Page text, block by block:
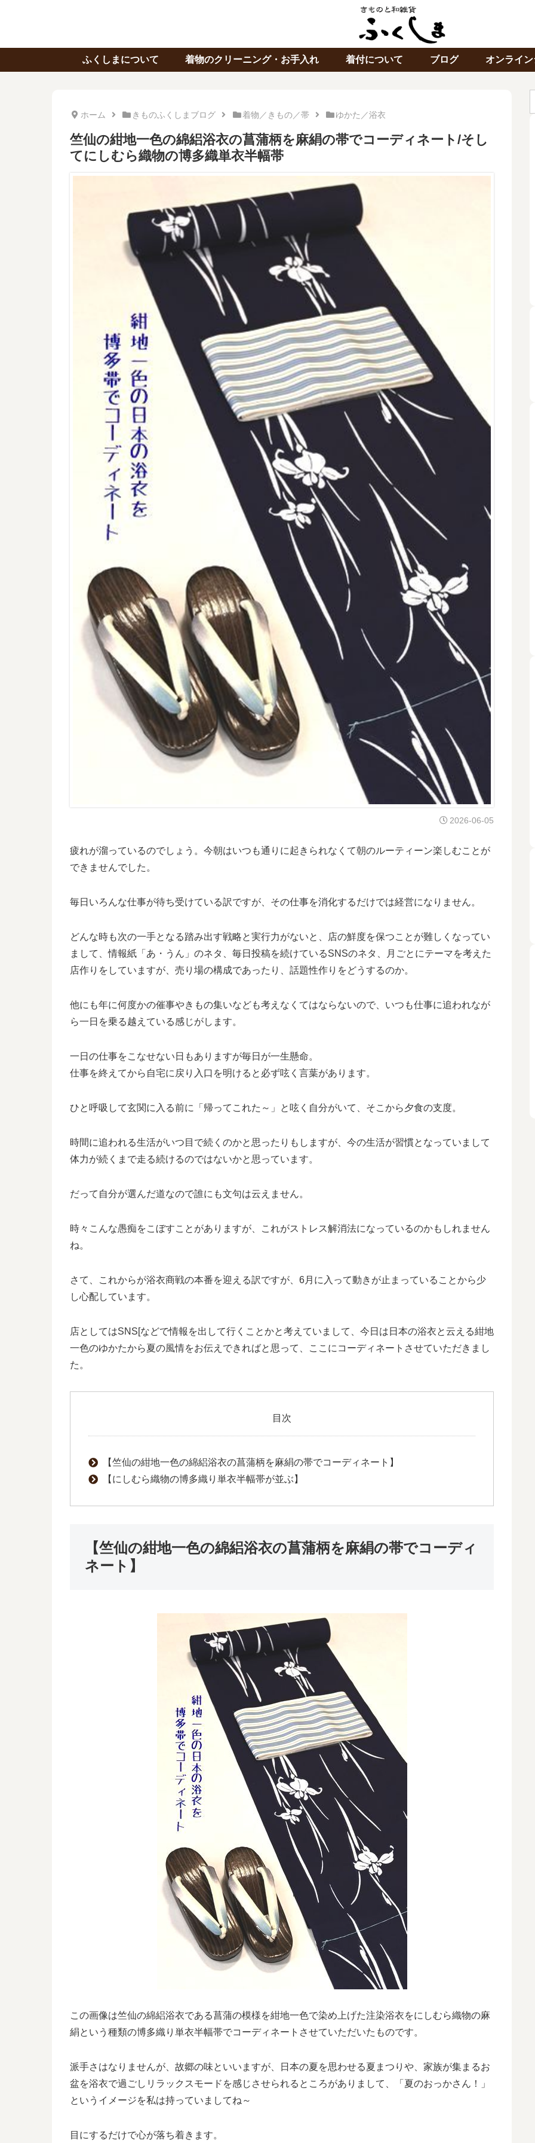
ふくしまについて 着物のクリーニング・お手入れ 着付について ブログ オンライ
ホーム きものふくしまブログ 着物／きもの／帯 ゆかた／浴衣
竺仙の紺地一色の綿絽浴衣の菖蒲柄を麻絹の帯でコーディネート/そし
てにしむら織物の博多織単衣半幅帯
2026-06-05
疲れが溜っているのでしょう。今朝はいつも通りに起きられなくて朝のルーティーン楽しむことが
できませんでした。
毎日いろんな仕事が待ち受けている訳ですが、その仕事を消化するだけでは経営になりません。
どんな時も次の一手となる踏み出す戦略と実行力がないと、店の鮮度を保つことが難しくなってい
まして、情報紙「あ・うん」のネタ、毎日投稿を続けているSNSのネタ、月ごとにテーマを考えた
店作りをしていますが、売り場の構成であったり、話題性作りをどうするのか。
他にも年に何度かの催事やきもの集いなども考えなくてはならないので、いつも仕事に追われなが
ら一日を乗る越えている感じがします。
一日の仕事をこなせない日もありますが毎日が一生懸命。
仕事を終えてから自宅に戻り入口を明けると必ず呟く言葉があります。
ひと呼吸して玄関に入る前に「帰ってこれた～」と呟く自分がいて、そこから夕食の支度。
時間に追われる生活がいつ目で続くのかと思ったりもしますが、今の生活が習慣となっていまして
体力が続くまで走る続けるのではないかと思っています。
だって自分が選んだ道なので誰にも文句は云えません。
時々こんな愚痴をこぼすことがありますが、これがストレス解消法になっているのかもしれません
ね。
さて、これからが浴衣商戦の本番を迎える訳ですが、6月に入って動きが止まっていることから少
し心配しています。
店としてはSNS[などで情報を出して行くことかと考えていまして、今日は日本の浴衣と云える紺地
一色のゆかたから夏の風情をお伝えできればと思って、ここにコーディネートさせていただきまし
た。
目次
【竺仙の紺地一色の綿絽浴衣の菖蒲柄を麻絹の帯でコーディネート】
【にしむら織物の博多織り単衣半幅帯が並ぶ】
【竺仙の紺地一色の綿絽浴衣の菖蒲柄を麻絹の帯でコーディ
ネート】
この画像は竺仙の綿絽浴衣である菖蒲の模様を紺地一色で染め上げた注染浴衣をにしむら織物の麻
絹という種類の博多織り単衣半幅帯でコーディネートさせていただいたものです。
派手さはなりませんが、故郷の味といいますが、日本の夏を思わせる夏まつりや、家族が集まるお
盆を浴衣で過ごしリラックスモードを感じさせられるところがありまして、「夏のおっかさん！」
というイメージを私は持っていましてね～
目にするだけで心が落ち着きます。